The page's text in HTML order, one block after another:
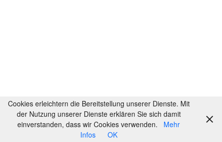
Cookies erleichtern die Bereitstellung unserer Dienste. Mit
der Nutzung unserer Dienste erklären Sie sich damit
einverstanden, dass wir Cookies verwenden.
Mehr
Infos
OK